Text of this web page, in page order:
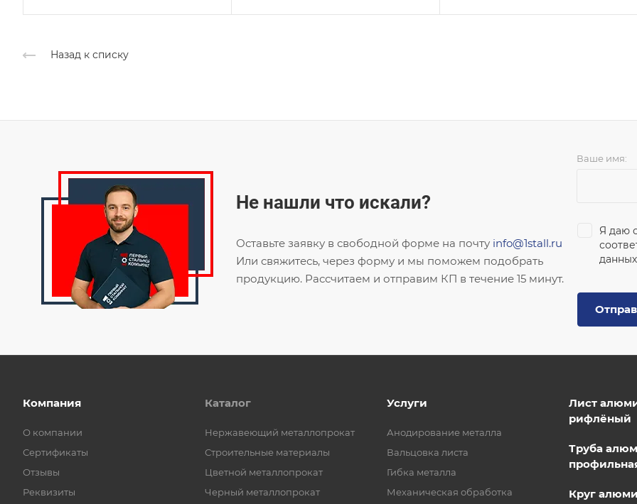
Назад к списку
Не нашли что искали?
Оставьте заявку в свободной форме на почту info@1stall.ru
Или свяжитесь, через форму и мы поможем подобрать
продукцию. Рассчитаем и отправим КП в течение 15 минут.
Ваше имя:
Я даю
данных
Компания
О компании
Сертификаты
Отзывы
Реквизиты
Каталог
Нержавеющий металлопрокат
Строительные материалы
Цветной металлопрокат
Черный металлопрокат
Услуги
Анодирование металла
Вальцовка листа
Гибка металла
Механическая обработка
Лист
рифлёный
Труба
Круг